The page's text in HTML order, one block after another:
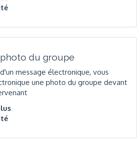
du groupe
message électronique, vous
une photo du groupe devant